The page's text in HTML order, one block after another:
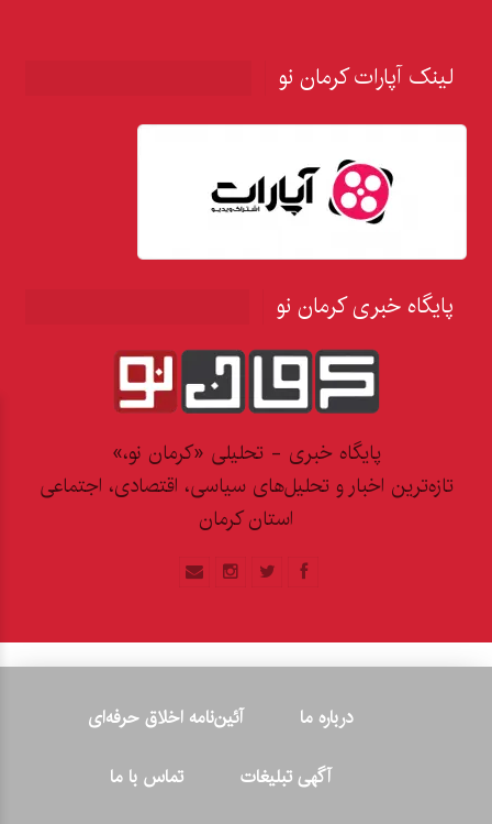
لینک آپارات کرمان نو
پایگاه خبری کرمان نو
پایگاه خبری - تحلیلی «کرمان نو،»
تازه‌ترین اخبار و تحلیل‌های سیاسی، اقتصادی، اجتماعی
استان کرمان
درباره ما
آئین‌نامه اخلاق حرفه‌ای
آگهی تبلیغات
تماس با ما